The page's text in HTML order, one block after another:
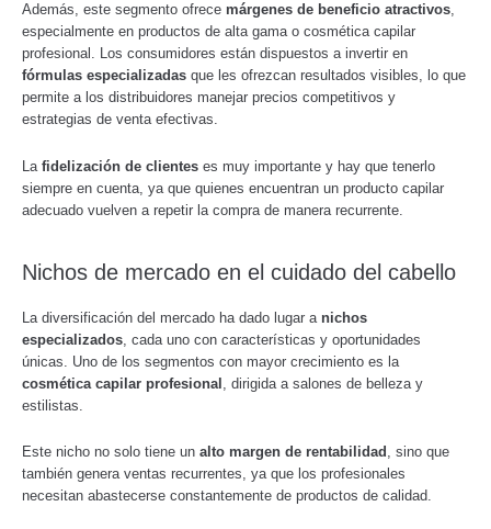
Además, este segmento ofrece márgenes de beneficio atractivos,
especialmente en productos de alta gama o cosmética capilar
profesional. Los consumidores están dispuestos a invertir en
fórmulas especializadas que les ofrezcan resultados visibles, lo que
permite a los distribuidores manejar precios competitivos y
estrategias de venta efectivas.
La fidelización de clientes es muy importante y hay que tenerlo
siempre en cuenta, ya que quienes encuentran un producto capilar
adecuado vuelven a repetir la compra de manera recurrente.
Nichos de mercado en el cuidado del cabello
La diversificación del mercado ha dado lugar a nichos
especializados , cada uno con características y oportunidades
únicas. Uno de los segmentos con mayor crecimiento es la
cosmética capilar profesional , dirigida a salones de belleza y
estilistas.
Este nicho no solo tiene un alto margen de rentabilidad
, sino que
también genera ventas recurrentes, ya que los profesionales
necesitan abastecerse constantemente de productos de calidad.